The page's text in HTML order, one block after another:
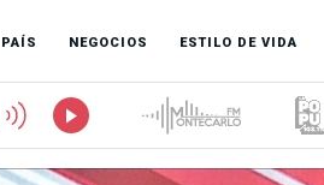
PAÍS NEGOCIOS ESTILO DE VIDA